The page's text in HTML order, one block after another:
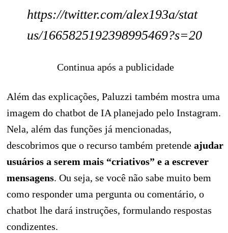
https://twitter.com/alex193a/stat
us/1665825192398995469?s=20
Continua após a publicidade
Além das explicações, Paluzzi também mostra uma
imagem do chatbot de IA planejado pelo Instagram.
Nela, além das funções já mencionadas,
descobrimos que o recurso também pretende ajudar
usuários a serem mais “criativos” e a escrever
mensagens. Ou seja, se você não sabe muito bem
como responder uma pergunta ou comentário, o
chatbot lhe dará instruções, formulando respostas
condizentes.